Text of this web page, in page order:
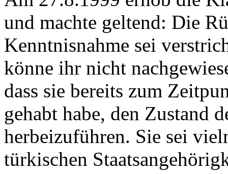
und machte geltend: Die
Kenntnisnahme sei
könne ihr nicht
dass sie bereits zum
gehabt habe, den Zustand
herbeizuführen. Sie sei
türkischen